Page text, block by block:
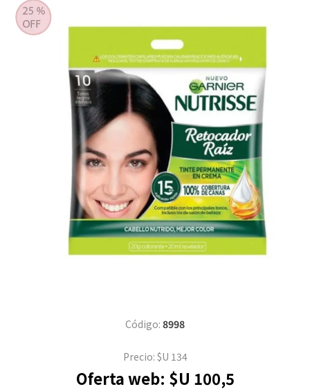
Código: 8998
Precio: $U 134
Oferta web: $U 100,5